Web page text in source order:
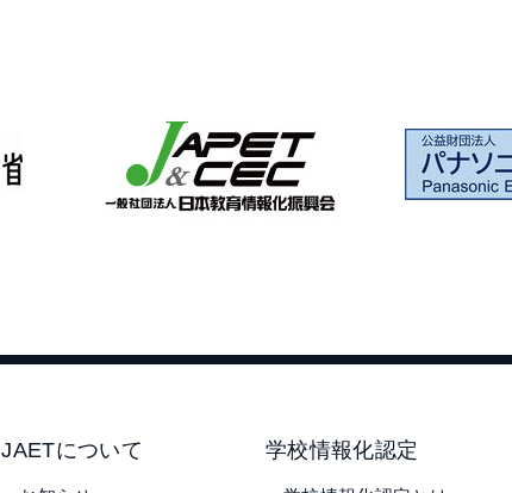
JAETについて 学校情報化認定